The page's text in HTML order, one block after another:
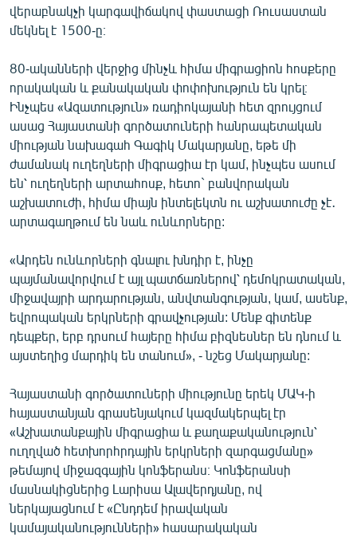
«Ազատության» բոլոր կայքերը
վերաբնակչի կարգավիճակով փաստացի Ռուսաստան
մեկնել է 1500-ը։
80-ականների վերջից մինչև հիմա միգրացիոն հոսքերը
որակական և քանակական փոփոխություն են կրել։
Ինչպես «Ազատություն» ռադիոկայանի հետ զրույցում
ասաց Հայաստանի գործատուների հանրապետական
միության նախագահ Գագիկ Մակարյանը, եթե մի
ժամանակ ուղեղների միգրացիա էր կամ, ինչպես ասում
են՝ ուղեղների արտահոսք, հետո` բանվորական
աշխատուժի, հիմա միայն ինտելեկտն ու աշխատուժը չէ․
արտագաղթում են նաև ունևորները:
«Արդեն ունևորների գնալու խնդիր է, ինչը
պայմանավորվում է այլ պատճառներով՝ դեմոկրատական,
միջավայրի արդարության, անվտանգության, կամ, ասենք,
եվրոպական երկրների գրավչության: Մենք գիտենք
դեպքեր, երբ դրսում հայերը հիմա բիզնեսներ են դնում և
այստեղից մարդիկ են տանում», - նշեց Մակարյանը:
Հայաստանի գործատուների միությունը երեկ ՄԱԿ-ի
հայաստանյան գրասենյակում կազմակերպել էր
«Աշխատանքային միգրացիա և քաղաքականություն՝
ուղղված հետխորհրդային երկրների զարգացմանը»
թեմայով միջազգային կոնֆերանս։ Կոնֆերանսի
մասնակիցներից Լարիսա Ալավերդյանը, ով
ներկայացնում է «Ընդդեմ իրավական
կամայականությունների» հասարակական